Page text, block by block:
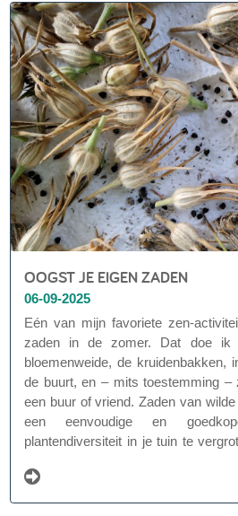
OOGST JE EIGEN ZADEN
06-09-2025
Eén van mijn favoriete zen-
zaden in de zomer. Dat doe ik
bloemenweide, de kruidenbakken,
de buurt, en – mits toestemming –
een buur of vriend. Zaden van
een eenvoudige en
plantendiversiteit in je tuin te
ben je niet afhankelijk van
ecologische) zaadmengsels